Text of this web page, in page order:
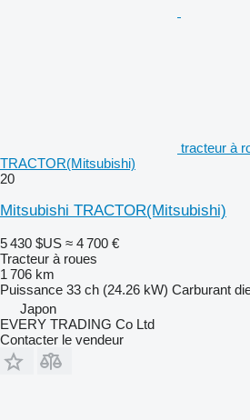
tracteur à
TRACTOR(Mitsubishi)
20
Mitsubishi TRACTOR(Mitsubishi)
5 430 $US ≈ 4 700 €
Tracteur à roues
1 706 km
Puissance 33 ch (24.26 kW) Carburant
Japon
EVERY TRADING Co Ltd
Contacter le vendeur